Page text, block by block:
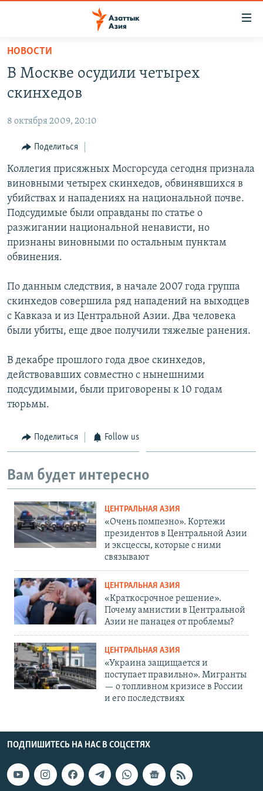
Вернуться
основному
содержанию
навигации
Вернутся
поиску
УЗБЕКИСТАН
ТАДЖИКИСТАН
НА ДРУГИХ ЯЗЫКАХ
ҚАЗАҚША
КЫРГЫЗЧА
ТОҶИКӢ
TÜRKMENÇE
Все сайты РСЕ/РС
НОВОСТИ
В Москве осудили четырех
скинхедов
8 октября 2009, 20:10
Поделиться
Коллегия присяжных Мосгорсуда сегодня признала
виновными четырех скинхедов, обвинявшихся в
убийствах и нападениях на национальной почве.
Подсудимые были оправданы по статье о
разжигании национальной ненависти, но
признаны виновными по остальным пунктам
обвинения.
По данным следствия, в начале 2007 года группа
скинхедов совершила ряд нападений на выходцев
с Кавказа и из Центральной Азии. Два человека
были убиты, еще двое получили тяжелые ранения.
В декабре прошлого года двое скинхедов,
действовавших совместно с нынешними
подсудимыми, были приговорены к 10 годам
тюрьмы.
Поделиться Follow us
Вам будет интересно
ЦЕНТРАЛЬНАЯ АЗИЯ
«Очень помпезно». Кортежи
президентов в Центральной Азии
и эксцессы, которые с ними
связывают
ЦЕНТРАЛЬНАЯ АЗИЯ
«Краткосрочное решение».
Почему амнистии в Центральной
Азии не панацея от проблемы?
ЦЕНТРАЛЬНАЯ АЗИЯ
«Украина защищается и
поступает правильно». Мигранты
— о топливном кризисе в России
и его последствиях
ПОДПИШИТЕСЬ НА НАС В СОЦСЕТЯХ